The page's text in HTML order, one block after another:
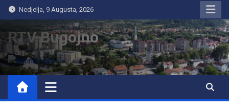
Nedjelja, 9 Augusta, 2026
RTV Bugojno